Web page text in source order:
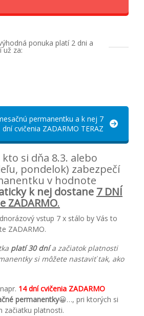
ponuka platí 2 dni a
už za:
permanentku a k nej 7
dní cvičenia ZADARMO TERAZ
kto si dňa 8.3. alebo
pondelok) zabezpečí
v hodnote
k nej dostane 7 DNÍ
ZADARMO.
vstup 7 x stálo by Vás to
ZADARMO.
platí 30 dnía začiatok platnosti
si môžete nastaviť tak, ako
14 dní cvičenia ZADARMO
permanentky😀…, pri ktorých si
začiatku platnosti.